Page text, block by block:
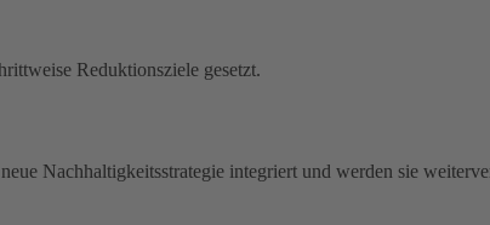
Reduktionsziele gesetzt.
Nachhaltigkeitsstrategie integriert und werden sie